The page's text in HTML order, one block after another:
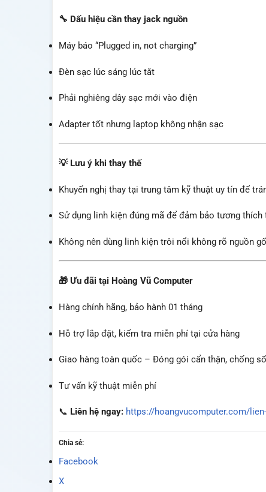
🔧 Dấu hiệu cần thay jack nguồn
Máy báo “Plugged in, not charging”
Đèn sạc lúc sáng lúc tắt
Phải nghiêng dây sạc mới vào điện
Adapter tốt nhưng laptop không nhận sạc
💡 Lưu ý khi thay thế
Khuyến nghị thay tại trung tâm kỹ thuật uy tín để
Sử dụng linh kiện đúng mã để đảm bảo tương thích
Không nên dùng linh kiện trôi nổi không rõ nguồn
🎁 Ưu đãi tại Hoàng Vũ Computer
Hàng chính hãng, bảo hành 01 tháng
Hỗ trợ lắp đặt, kiểm tra miễn phí tại cửa hàng
Giao hàng toàn quốc – Đóng gói cẩn thận, chống
Tư vấn kỹ thuật miễn phí
📞 Liên hệ ngay: https://hoangvucomputer.com/
Chia sẻ:
Facebook
X